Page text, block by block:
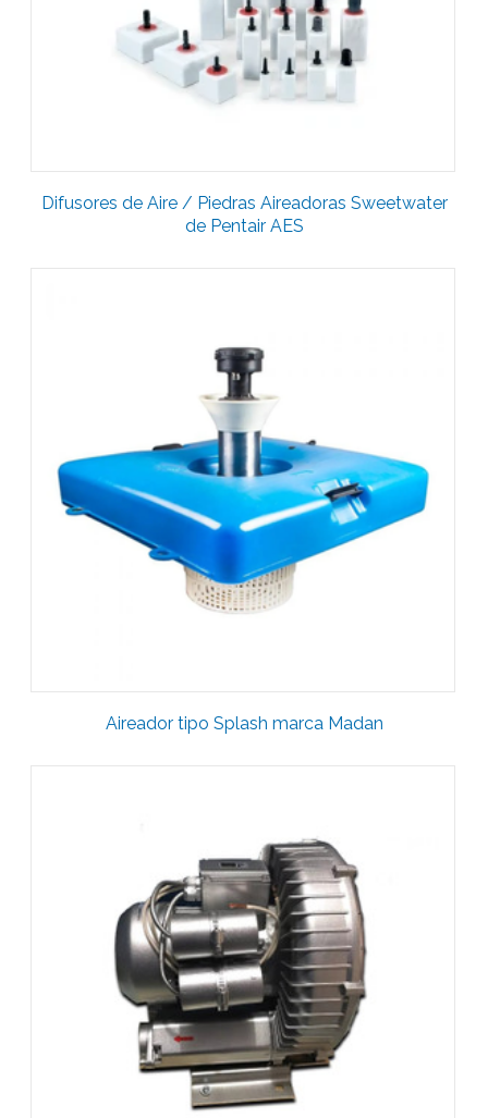
Difusores de Aire / Piedras Aireadoras Sweetwater
de Pentair AES
Aireador tipo Splash marca Madan